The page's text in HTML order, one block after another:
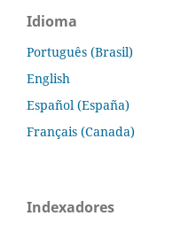
Idioma
Português (Brasil)
English
Español (España)
Français (Canada)
Indexadores